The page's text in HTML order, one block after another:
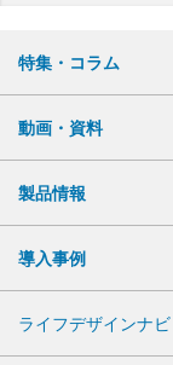
特集・コラム
動画・資料
製品情報
導入事例
ライフデザインナ